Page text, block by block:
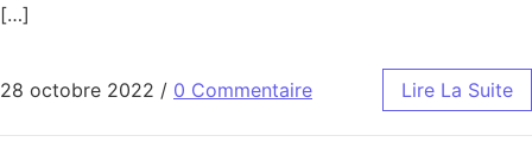
[…]
28 octobre 2022 / 0 Commentaire Lire La Suite